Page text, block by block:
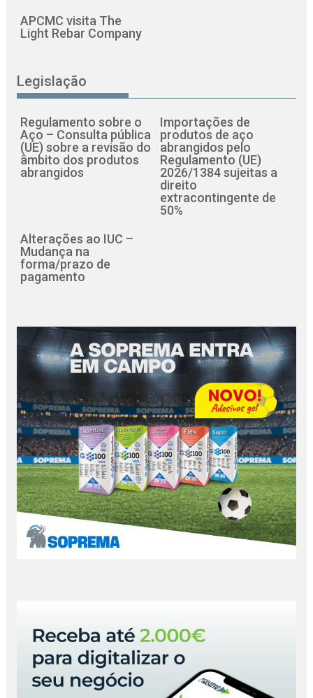
APCMC visita The
Light Rebar Company
Legislação
Regulamento sobre o
Aço – Consulta pública
(UE) sobre a revisão do
âmbito dos produtos
abrangidos
Importações de
produtos de aço
abrangidos pelo
Regulamento (UE)
2026/1384 sujeitas a
direito
extracontingente de
50%
Alterações ao IUC –
Mudança na
forma/prazo de
pagamento